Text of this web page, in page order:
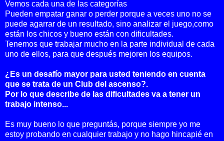
Vemos cada una de las categorías
Pueden empatar ganar o perder porque a veces uno no se
puede agarrar de un resultado, sino analizar el juego,como
están los chicos y bueno están con dificultades.
Tenemos que trabajar mucho en la parte individual de cada
uno de ellos, para que después mejoren los equipos.
¿Es un desafío mayor para usted teniendo en cuenta
que se trata de un Club del ascenso?.
Por lo que describe de las dificultades va a tener un
trabajo intenso...
Es muy bueno lo que preguntás, porque siempre yo me
estoy probando en cualquier trabajo y no hago hincapié en